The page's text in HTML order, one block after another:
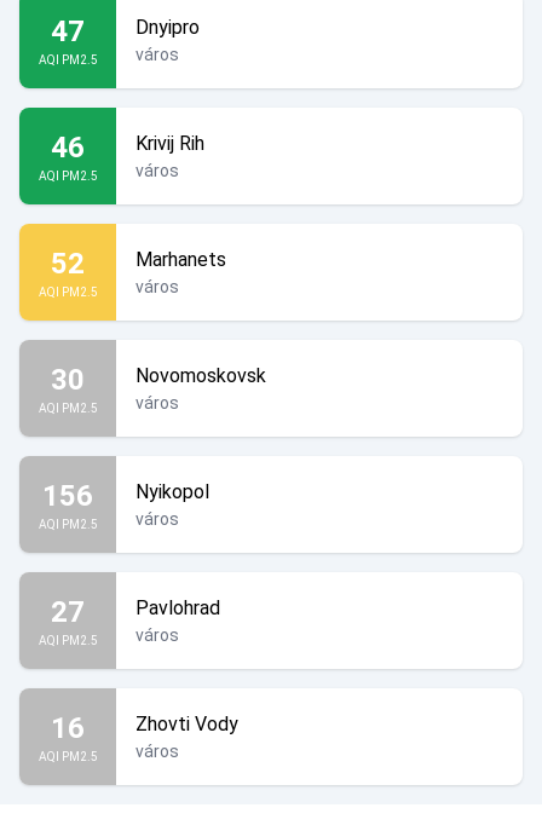
47
AQI PM2.5
Dnyipro
város
46
AQI PM2.5
Krivij Rih
város
52
AQI PM2.5
Marhanets
város
30
AQI PM2.5
Novomoskovsk
város
156
AQI PM2.5
Nyikopol
város
27
AQI PM2.5
Pavlohrad
város
16
AQI PM2.5
Zhovti Vody
város